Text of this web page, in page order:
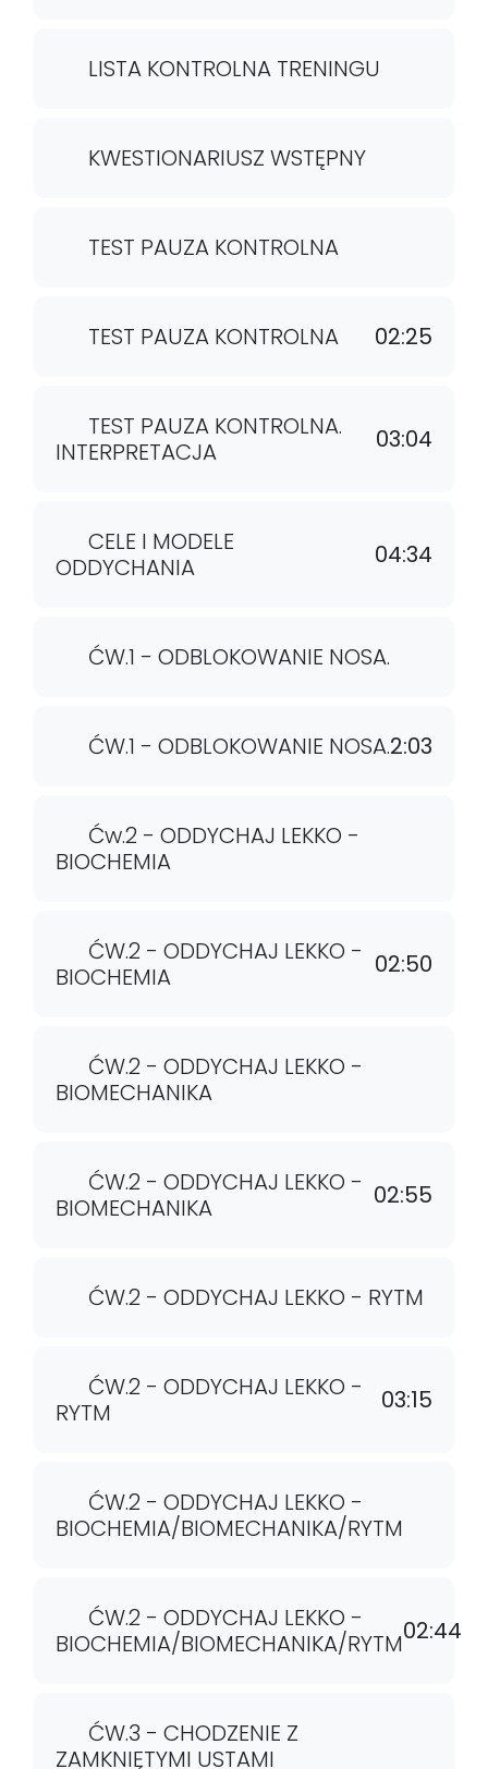
LISTA KONTROLNA TRENINGU
KWESTIONARIUSZ WSTĘPNY
TEST PAUZA KONTROLNA
TEST PAUZA KONTROLNA 02:25
TEST PAUZA KONTROLNA.
INTERPRETACJA
03:04
CELE I MODELE
ODDYCHANIA
04:34
ĆW.1 - ODBLOKOWANIE NOSA.
ĆW.1 - ODBLOKOWANIE NOSA.2:03
Ćw.2 - ODDYCHAJ LEKKO -
BIOCHEMIA
ĆW.2 - ODDYCHAJ LEKKO -
BIOCHEMIA
02:50
ĆW.2 - ODDYCHAJ LEKKO -
BIOMECHANIKA
ĆW.2 - ODDYCHAJ LEKKO -
BIOMECHANIKA
02:55
ĆW.2 - ODDYCHAJ LEKKO - RYTM
ĆW.2 - ODDYCHAJ LEKKO -
RYTM
03:15
ĆW.2 - ODDYCHAJ LEKKO -
BIOCHEMIA/BIOMECHANIKA/RYTM
ĆW.2 - ODDYCHAJ LEKKO -
BIOCHEMIA/BIOMECHANIKA/RYTM02:44
ĆW.3 - CHODZENIE Z
ZAMKNIĘTYMI USTAMI